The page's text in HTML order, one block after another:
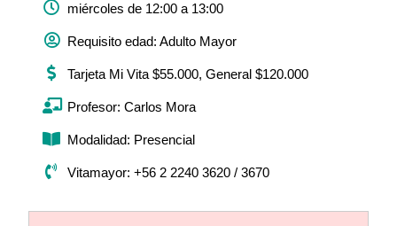
miércoles de 12:00 a 13:00
Requisito edad: Adulto Mayor
Tarjeta Mi Vita $55.000, General $120.000
Profesor: Carlos Mora
Modalidad: Presencial
Vitamayor: +56 2 2240 3620 / 3670